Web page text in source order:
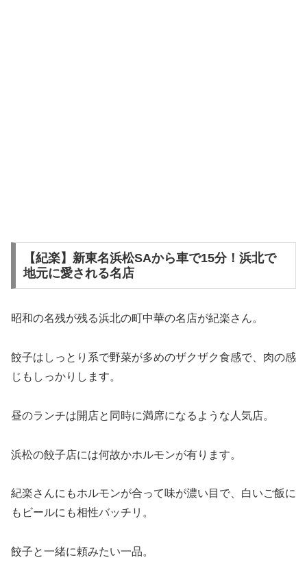
【紀楽】新東名浜松SAから車で15分！浜北で
地元に愛される名店
昭和の名残が残る浜北の町中華の名店が紀楽さん。
餃子はしっとり系で野菜が多めのザクザク食感で、肉の感
じもしっかりします。
昼のランチは開店と同時に満席になるような人気店。
浜松の餃子店には何故かホルモンが有ります。
紀楽さんにもホルモンが合って味が濃い目で、白いご飯に
もビールにも相性バッチリ。
餃子と一緒に頼みたい一品。